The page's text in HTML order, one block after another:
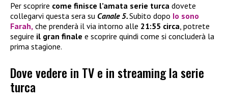
Per scoprire come finisce l’amata serie turca dovete
collegarvi questa sera su Canale 5.Subito dopo Io sono
Farah, che prenderà il via intorno alle 21:55 circa, potrete
seguire il gran finale e scoprire quindi come si concluderà la
prima stagione.
Dove vedere in TV e in streaming la serie
turca